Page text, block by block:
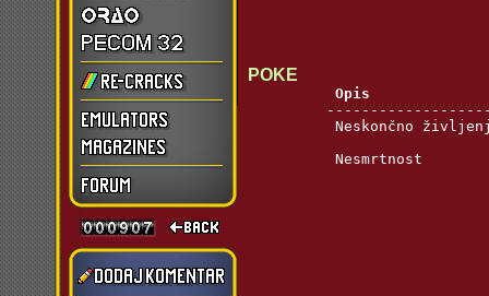
POKE
Opis
Neskončno
Nesmrtnost